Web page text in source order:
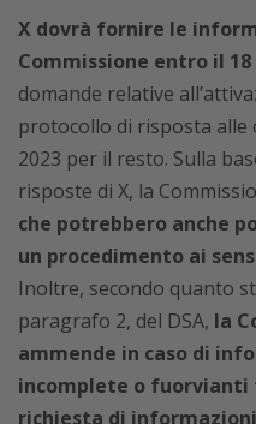
X dovrà fornire le
Commissione entro il
domande relative
protocollo di risposta alle
2023 per il resto. Sulla
risposte di X, la
che potrebbero anche
un procedimento ai
Inoltre, secondo quanto
paragrafo 2, del DSA, la
ammende in caso di
incomplete o fuorvianti
richiesta di